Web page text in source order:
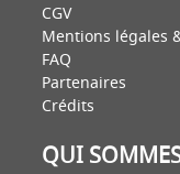
CGV
Mentions légales
FAQ
Partenaires
Crédits
QUI